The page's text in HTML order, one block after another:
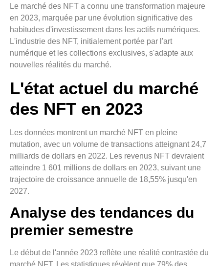
Le marché des NFT a connu une transformation majeure
en 2023, marquée par une évolution significative des
habitudes d'investissement dans les actifs numériques.
L'industrie des NFT, initialement portée par l'art
numérique et les collections exclusives, s'adapte aux
nouvelles réalités du marché.
L'état actuel du marché
des NFT en 2023
Les données montrent un marché NFT en pleine
mutation, avec un volume de transactions atteignant 24,7
milliards de dollars en 2022. Les revenus NFT devraient
atteindre 1 601 millions de dollars en 2023, suivant une
trajectoire de croissance annuelle de 18,55% jusqu'en
2027.
Analyse des tendances du
premier semestre
Le début de l'année 2023 reflète une réalité contrastée du